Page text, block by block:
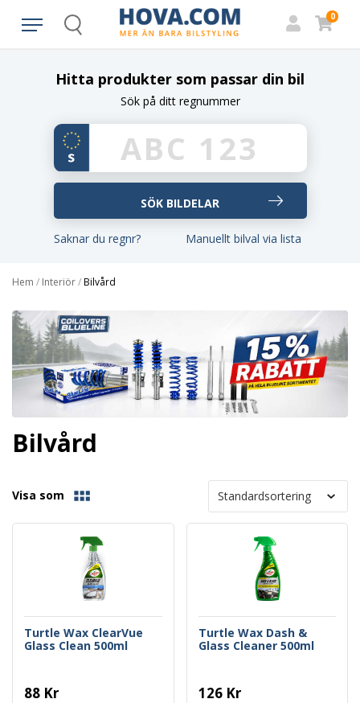
Search
0
Hitta produkter som passar din bil
Sök på ditt regnummer
Saknar du regnr? Manuellt bilval via lista
Hem / Interiör/Bilvård
Bilvård
Visa som
Turtle Wax ClearVue
Glass Clean 500ml
88 Kr
Turtle Wax Dash &
Glass Cleaner 500ml
126 Kr